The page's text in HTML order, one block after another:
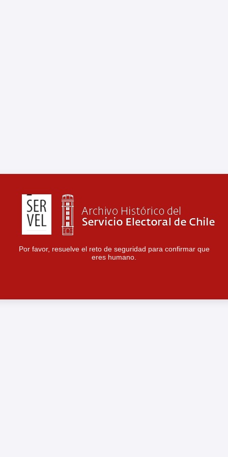
Por favor, resuelve el reto de seguridad para confirmar que
eres humano.